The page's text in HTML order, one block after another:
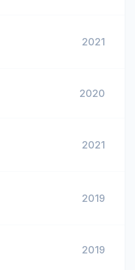
2021
2020
2021
2019
2019